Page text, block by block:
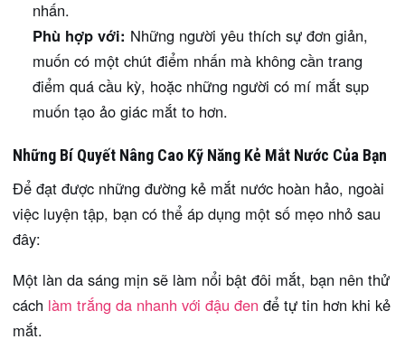
nhấn.
Phù hợp với: Những người yêu thích sự đơn giản,
muốn có một chút điểm nhấn mà không cần trang
điểm quá cầu kỳ, hoặc những người có mí mắt sụp
muốn tạo ảo giác mắt to hơn.
Những Bí Quyết Nâng Cao Kỹ Năng Kẻ Mắt Nước Của Bạn
Để đạt được những đường kẻ mắt nước hoàn hảo, ngoài
việc luyện tập, bạn có thể áp dụng một số mẹo nhỏ sau
đây:
Một làn da sáng mịn sẽ làm nổi bật đôi mắt, bạn nên thử
cách làm trắng da nhanh với đậu đen để tự tin hơn khi kẻ
mắt.